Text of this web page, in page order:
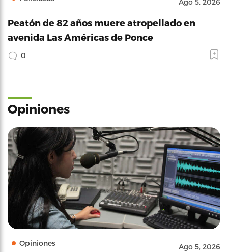
Ago 5, 2026
Peatón de 82 años muere atropellado en
avenida Las Américas de Ponce
0
Opiniones
Opiniones Ago 5, 2026